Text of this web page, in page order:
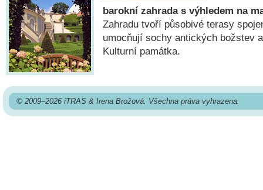
barokní zahrada s výhledem na
Zahradu tvoří působivé terasy
umocňují sochy antických božstev
Kulturní památka.
© 2009–2026 iTRAS & Irena Brožová. Všechna práva vyhrazena.